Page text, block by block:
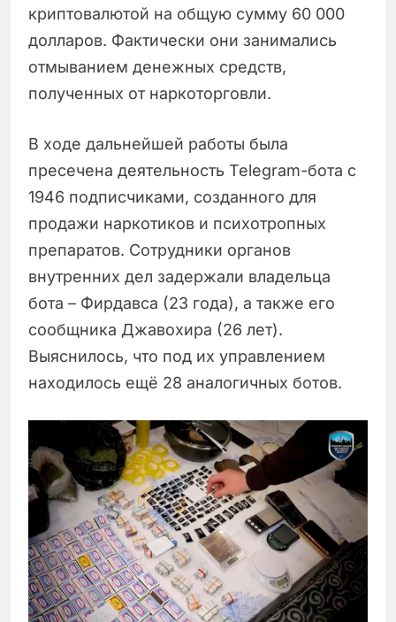
криптовалютой на общую сумму 60 000
долларов. Фактически они занимались
отмыванием денежных средств,
полученных от наркоторговли.
В ходе дальнейшей работы была
пресечена деятельность Telegram-бота с
1946 подписчиками, созданного для
продажи наркотиков и психотропных
препаратов. Сотрудники органов
внутренних дел задержали владельца
бота – Фирдавса (23 года), а также его
сообщника Джавохира (26 лет).
Выяснилось, что под их управлением
находилось ещё 28 аналогичных ботов.